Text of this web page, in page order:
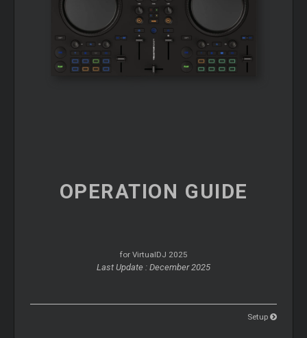
OPERATION GUIDE
for VirtualDJ 2025
Last Update : December 2025
Setup